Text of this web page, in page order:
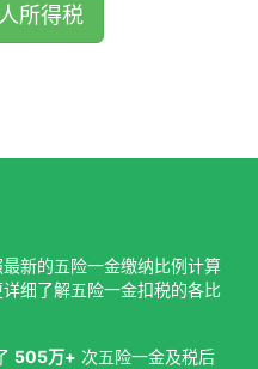
所得税
新的五险一金缴纳比例计算
细了解五险一金扣税的各比
505万+ 次五险一金及税后